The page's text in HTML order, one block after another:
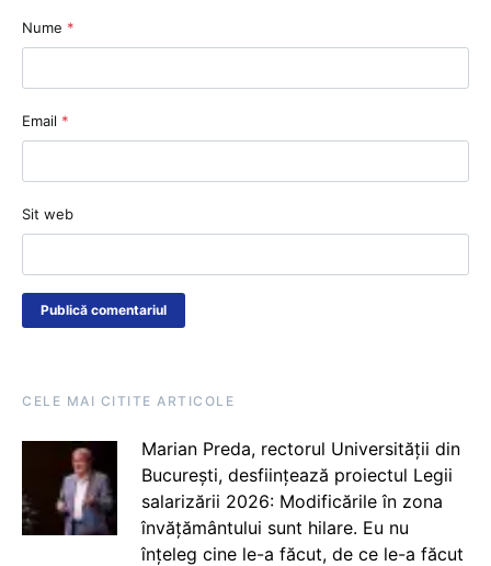
Nume *
Email *
Sit web
CELE MAI CITITE ARTICOLE
Marian Preda, rectorul Universității din
București, desființează proiectul Legii
salarizării 2026: Modificările în zona
învățământului sunt hilare. Eu nu
înțeleg cine le-a făcut, de ce le-a făcut